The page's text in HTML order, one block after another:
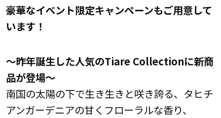
豪華なイベント限定キャンペーンもご用意して
います！
～昨年誕生した人気のTiare Collectionに新商
品が登場～
南国の太陽の下で生き生きと咲き誇る、タヒチ
アンガーデニアの甘くフローラルな香り、